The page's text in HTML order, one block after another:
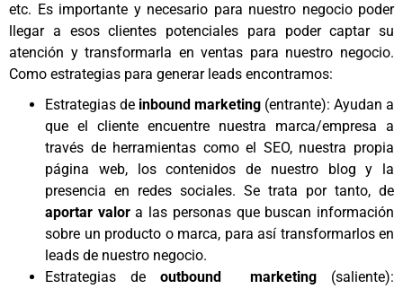
etc. Es importante y necesario para nuestro negocio poder
llegar a esos clientes potenciales para poder captar su
atención y transformarla en ventas para nuestro negocio.
Como estrategias para generar leads encontramos:
Estrategias de inbound marketing (entrante): Ayudan a
que el cliente encuentre nuestra marca/empresa a
través de herramientas como el SEO, nuestra propia
página web, los contenidos de nuestro blog y la
presencia en redes sociales. Se trata por tanto, de
aportar valora las personas que buscan información
sobre un producto o marca, para así transformarlos en
leads de nuestro negocio.
Estrategias de outbound marketing (saliente):